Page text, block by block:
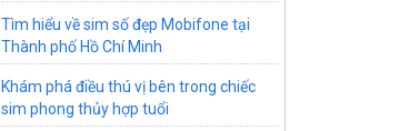
Tìm hiểu về sim số đẹp Mobifone tại
Thành phố Hồ Chí Minh
Khám phá điều thú vị bên trong chiếc
sim phong thủy hợp tuổi